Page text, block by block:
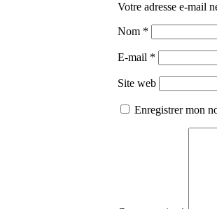
Votre adresse e-mail
Nom *
E-mail *
Site web
Enregistrer mon